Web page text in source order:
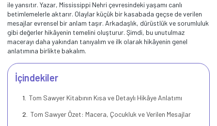
ile yansıtır. Yazar, Mississippi Nehri çevresindeki yaşamı canlı
betimlemelerle aktarır. Olaylar küçük bir kasabada geçse de verilen
mesajlar evrensel bir anlam taşır. Arkadaşlık, dürüstlük ve sorumluluk
gibi değerler hikâyenin temelini oluşturur. Şimdi, bu unutulmaz
macerayı daha yakından tanıyalım ve ilk olarak hikâyenin genel
anlatımına birlikte bakalım.
İçindekiler
Tom Sawyer Kitabının Kısa ve Detaylı Hikâye Anlatımı
Tom Sawyer Özet: Macera, Çocukluk ve Verilen Mesajlar